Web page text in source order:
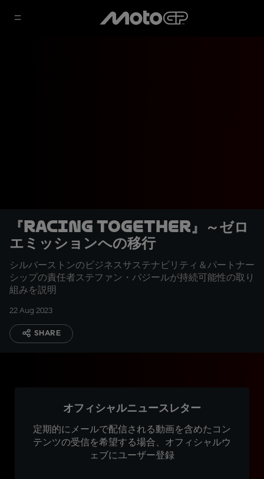
『Racing Together』～ゼロ
エミッションへの移行
シルバーストンのビジネスサステナビリティ＆パートナー
シップの責任者ステファン・バジールが持続可能性の取り
組みを説明
22 Aug 2023
SHARE
オフィシャルニュースレター
定期的にメールで配信される動画を含めたコン
テンツの受信を希望する場合、オフィシャルウ
ェブにユーザー登録